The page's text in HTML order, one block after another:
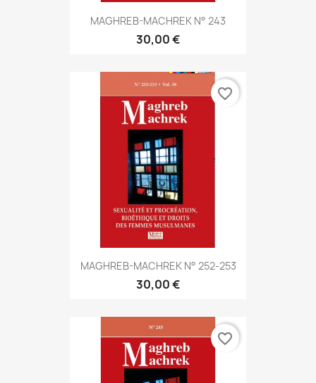
MAGHREB-MACHREK N° 243
30,00 €
MAGHREB-MACHREK N° 252-253
30,00 €
favorite_border
favorite_border